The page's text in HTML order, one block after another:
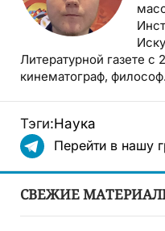
Литературной газете с
кинематограф,
Тэги:Наука
Перейти в нашу
СВЕЖИЕ